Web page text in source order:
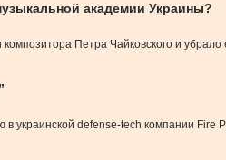
академии Украины?
Петра Чайковского и
defense-tech компании Fire